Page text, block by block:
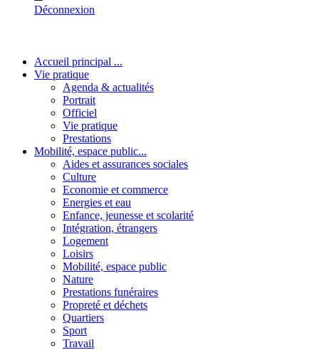
Déconnexion
Accueil principal ...
Vie pratique
Agenda & actualités
Portrait
Officiel
Vie pratique
Prestations
Mobilité, espace public...
Aides et assurances sociales
Culture
Economie et commerce
Energies et eau
Enfance, jeunesse et scolarité
Intégration, étrangers
Logement
Loisirs
Mobilité, espace public
Nature
Prestations funéraires
Propreté et déchets
Quartiers
Sport
Travail